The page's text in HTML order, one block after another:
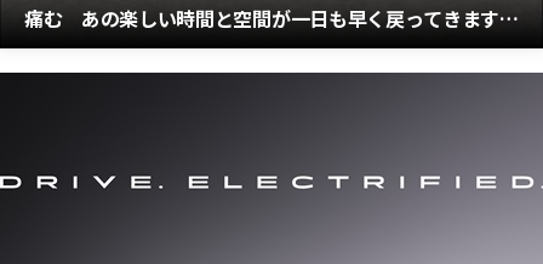
痛む あの楽しい時間と空間が一日も早く戻ってきますよ
うに